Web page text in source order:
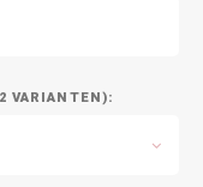
VARIANTEN):